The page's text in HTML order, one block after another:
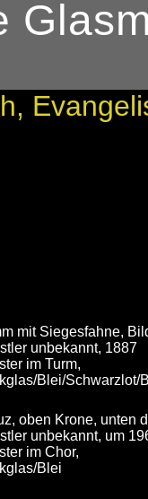
mit Siegesfahne,
unbekannt, 1887
im Turm,
Blei/Schwarzlot/
oben Krone, unten
unbekannt, um
im Chor,
Blei